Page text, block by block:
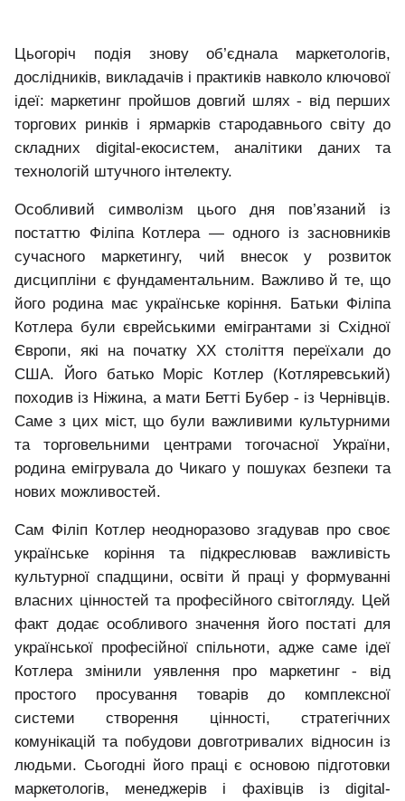
Цьогоріч подія знову об’єднала маркетологів,
дослідників, викладачів і практиків навколо ключової
ідеї: маркетинг пройшов довгий шлях- від перших
торгових ринків і ярмарків стародавнього світу до
складних digital-екосистем, аналітики даних та
технологій штучного інтелекту.
Особливий символізм цього дня пов’язаний із
постаттю Філіпа Котлера — одного із засновників
сучасного маркетингу, чий внесок у розвиток
дисципліни є фундаментальним. Важливо й те, що
його родина має українське коріння. Батьки Філіпа
Котлера були єврейськими емігрантами зі Східної
Європи, які на початку ХХ століття переїхали до
США. Його батько Моріс Котлер (Котляревський)
походив із Ніжина, а мати Бетті Бубер - із Чернівців.
Саме з цих міст, що були важливими культурними
та торговельними центрами тогочасної України,
родина емігрувала до Чикаго у пошуках безпеки та
нових можливостей.
Сам Філіп Котлер неодноразово згадував про своє
українське коріння та підкреслював важливість
культурної спадщини, освіти й праці у формуванні
власних цінностей та професійного світогляду. Цей
факт додає особливого значення його постаті для
української професійної спільноти, адже саме ідеї
Котлера змінили уявлення про маркетинг- від
простого просування товарів до комплексної
системи створення цінності, стратегічних
комунікацій та побудови довготривалих відносин із
людьми. Сьогодні його праці є основою підготовки
маркетологів, менеджерів і фахівців із digital-